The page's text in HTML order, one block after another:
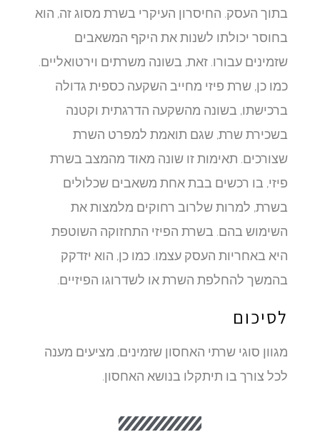
בתוך העסק. החיסרון העיקרי בשרת מסוג זה, הוא
בחוסר יכולתו לשנות את היקף המשאבים
שזמינים עבורו. זאת, בשונה משרתים וירטואליים.
כמו כן, שרת פיזי מחייב השקעה כספית גדולה
ברכישתו, בשונה מהשקעה הדרגתית וקטנה
בשכירת שרת, שגם תואמת למפרט השרת
שצורכים. תאימות זו שונה מאוד מהמצב בשרת
פיזי, בו רכשים בבת אחת משאבים שכלולים
בשרת, למרות שלרוב רחוקים מלמצות את
השימוש בהם. בשרת הפיזי התחזוקה השוטפת
היא באחריות העסק עצמו. כמו כן, הוא יזדקק
בהמשך להחלפת השרת או לשדרוגו הפיזיים.
לסיכום
מגוון סוגי שרתי האחסון שזמינים, מציעים מענה
לכל צורך בו תיתקלו בנושא האחסון.